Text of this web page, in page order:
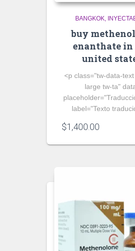
BANGKOK
buy
enanthate in
united
<p class="tw-data-
large tw-ta"
label="Texto
$1,400.00